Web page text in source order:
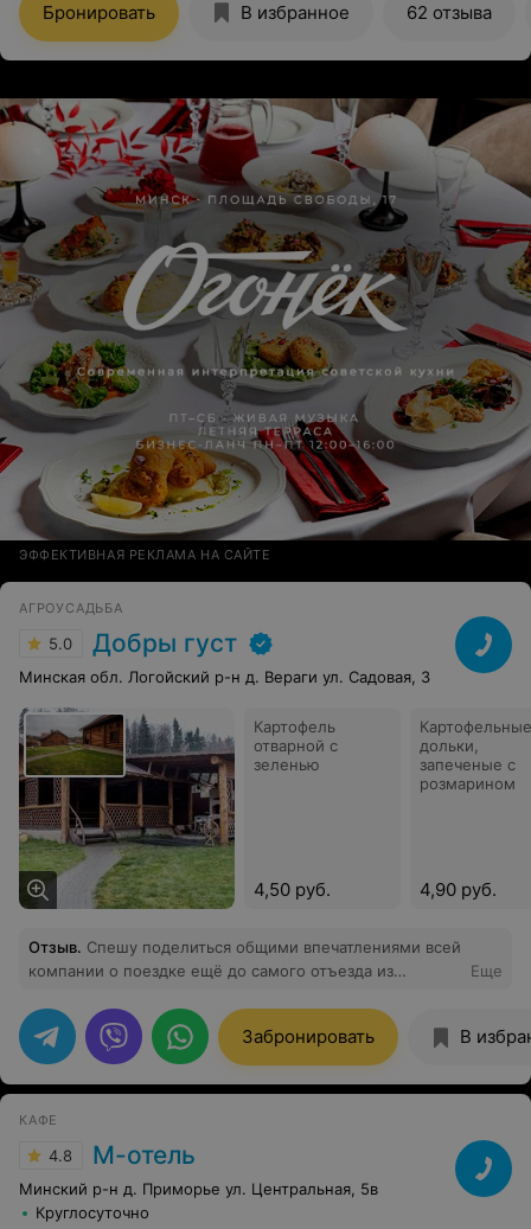
Бронировать В избранное 62 отзыва
ЭФФЕКТИВНАЯ РЕКЛАМА НА САЙТЕ
АГРОУСАДЬБА
5.0 Добры густ
Минская обл. Логойский р-н д. Вераги ул. Садовая, 3
Картофель
отварной с
зеленью
4,50 руб.
Картофельные
дольки,
запеченые с
розмарином
4,90 руб.
Отзыв. Спешу поделиться общими впечатлениями всей
компании о поездке ещё до самого отъезда из
сдаче одного из нескольких домов в усадьбе на
белорусском сайте, написать собственнику решили на
вотсап, ответ поступил незамедлительно. В
последующем общались исключительно по средству
чата в Вотсапе. Были довольны тем, что хозяин
суток, на связи и готов ответить на все вопросы.
Предоплату внесли переводом через вестер юнион.
Хозяин своевременно уведомил о получении
Еще
Забронировать В
КАФЕ
4.8 М-отель
Минский р-н д. Приморье ул. Центральная, 5в
Круглосуточно